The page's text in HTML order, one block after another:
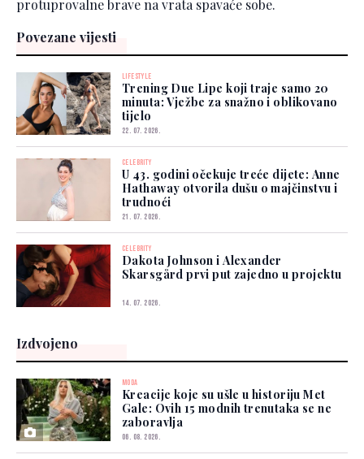
protuprovalne brave na vrata spavaće sobe.
Povezane vijesti
LIFESTYLE
Trening Due Lipe koji traje samo 20
minuta: Vježbe za snažno i oblikovano
tijelo
22. 07. 2026.
CELEBRITY
U 43. godini očekuje treće dijete: Anne
Hathaway otvorila dušu o majčinstvu i
trudnoći
21. 07. 2026.
CELEBRITY
Dakota Johnson i Alexander
Skarsgård prvi put zajedno u projektu
14. 07. 2026.
Izdvojeno
MODA
Kreacije koje su ušle u historiju Met
Gale: Ovih 15 modnih trenutaka se ne
zaboravlja
06. 08. 2026.